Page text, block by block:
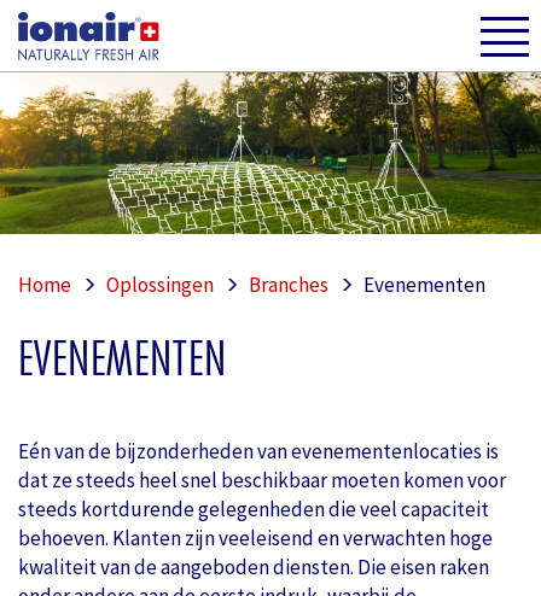
Home Oplossingen Branches Evenementen
EVENEMENTEN
Eén van de bijzonderheden van evenementenlocaties is
dat ze steeds heel snel beschikbaar moeten komen voor
steeds kortdurende gelegenheden die veel capaciteit
behoeven. Klanten zijn veeleisend en verwachten hoge
kwaliteit van de aangeboden diensten. Die eisen raken